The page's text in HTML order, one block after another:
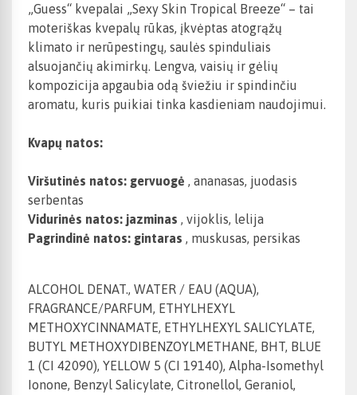
„Guess“ kvepalai „Sexy Skin Tropical Breeze“ – tai
moteriškas kvepalų rūkas, įkvėptas atogrąžų
klimato ir nerūpestingų, saulės spinduliais
alsuojančių akimirkų. Lengva, vaisių ir gėlių
kompozicija apgaubia odą šviežiu ir spindinčiu
aromatu, kuris puikiai tinka kasdieniam naudojimui.
Kvapų natos:
Viršutinės natos: gervuogė , ananasas, juodasis
serbentas
Vidurinės natos: jazminas , vijoklis, lelija
Pagrindinė natos: gintaras , muskusas, persikas
ALCOHOL DENAT., WATER / EAU (AQUA),
FRAGRANCE/PARFUM, ETHYLHEXYL
METHOXYCINNAMATE, ETHYLHEXYL SALICYLATE,
BUTYL METHOXYDIBENZOYLMETHANE, BHT, BLUE
1 (CI 42090), YELLOW 5 (CI 19140), Alpha-Isomethyl
Ionone, Benzyl Salicylate, Citronellol, Geraniol,